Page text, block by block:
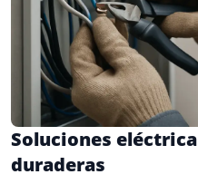
Soluciones
duraderas